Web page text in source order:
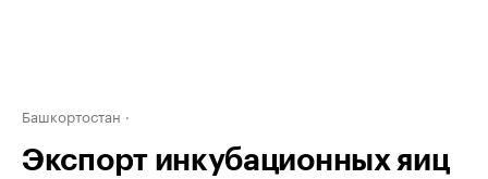
Башкортостан
Экспорт инкубационных яиц